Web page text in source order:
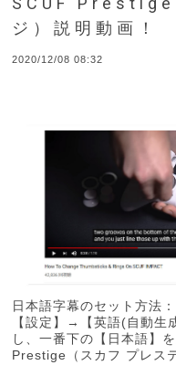
ジ）説明動画！
2020/12/08 08:32
日本語字幕のセット方法
【設定】→【英語(自動
し、一番下の【日本語】
Prestige（スカフ プレス